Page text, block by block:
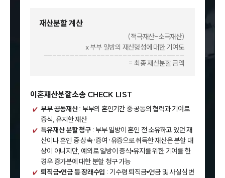
재산분할 계산
(적극재산-소극재산)
x 부부 일방의 재산형성에 대한 기여도
________________________________
= 최종 재산분할 금액
이혼재산분할소송 CHECK LIST
부부 공동재산: 부부의 혼인기간 중 공동의 협력과 기여로
증식, 유지한 재산
특유재산 분할 청구: 부부 일방이 혼인 전 소유하고 있던 재
산이나 혼인 중 상속·증여·유증으로 취득한 재산은 분할 대
상이 아니지만, 예외로 일방이 증식•유지를 위한 기여를 한
경우 증가분에 대한 분할 청구 가능
퇴직금•연금 등 장래수입 : 기수령 퇴직금•연금 및 사실심 변